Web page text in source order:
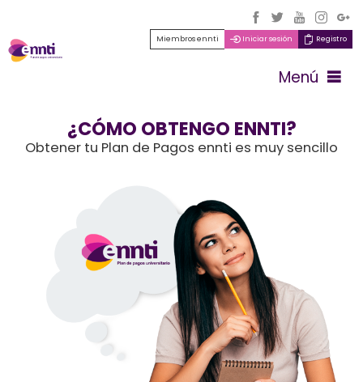
Miembros ennti Iniciar sesión Registro
Menú
¿CÓMO OBTENGO ENNTI?
Obtener tu Plan de Pagos ennti es muy sencillo